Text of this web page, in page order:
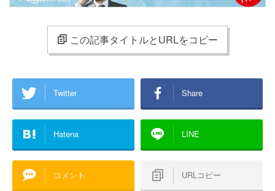
この記事タイトルとURLをコピー
Twitter Share
Hatena LINE
コメント URLコピー